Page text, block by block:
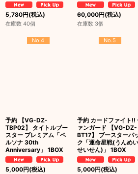
5,780円(税込)
在庫数 40個
60,000円(税込)
在庫数 3個
No.4
予約 【VG-DZ-
TBP02】 タイトルブー
スター プレミアム「ペ
ルソナ 30th
Anniversary」 1BOX
5,000円(税込)
No.5
予約 カードファイト!!
ァンガード 【VG-DZ-
BT17】 ブースターパ
ク「運命星戦(うんめい
せいせん)」 1BOX
5,000円(税込)